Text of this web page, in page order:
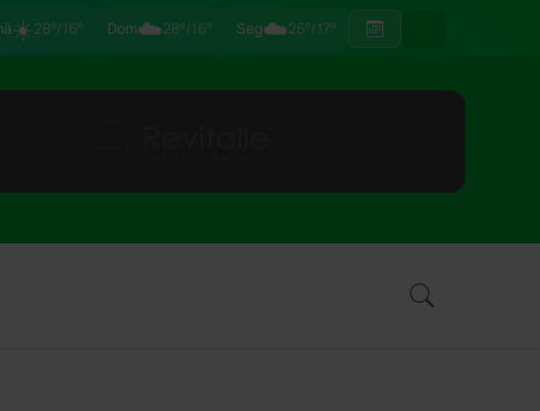
☀️28°/16° Dom☁️28°/16° Seg☁️26°/17°